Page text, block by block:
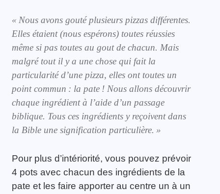
« Nous avons goutéplusieurs pizzas différentes.
Elles étaient (nous espérons) toutes réussies
même si pas toutes au goutde chacun. Mais
malgré tout il y a une chose qui fait la
particularitéd’une pizza, elles ont toutes un
point commun : la pate ! Nous allons découvrir
chaque ingrédientà l’aide d’un passage
biblique. Tous ces ingrédients y reçoivent dans
la Bible une signification particulière. »
Pour plus d’intériorité, vous pouvez prévoir
4 pots avec chacun des ingrédients de la
pate et les faire apporter au centre un à un